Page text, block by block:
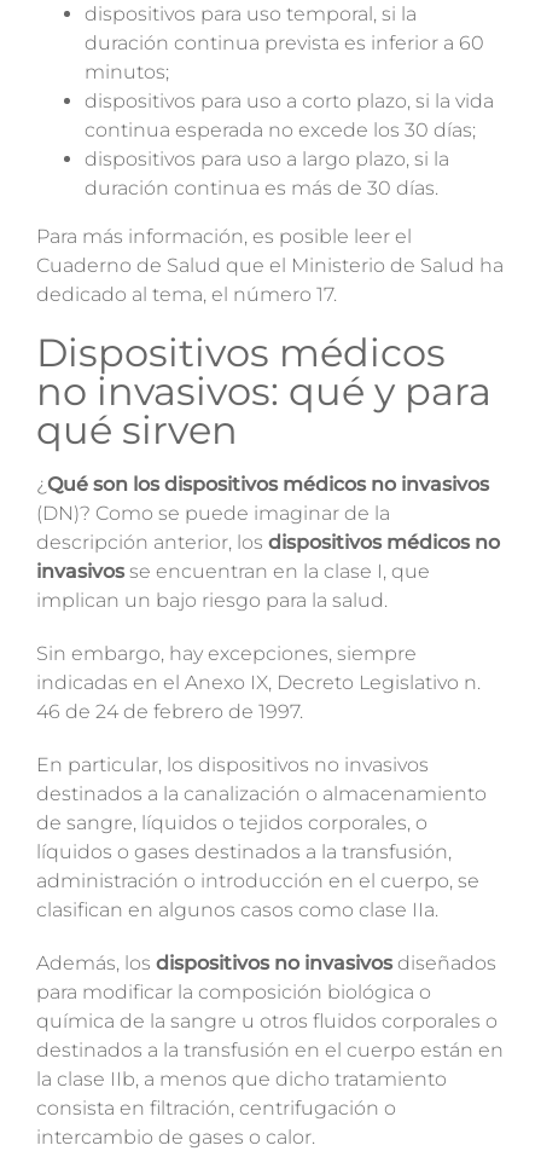
dispositivos para uso temporal, si la
duración continua prevista es inferior a 60
minutos;
dispositivos para uso a corto plazo, si la vida
continua esperada no excede los 30 días;
dispositivos para uso a largo plazo, si la
duración continua es más de 30 días.
Para más información, es posible leer el
Cuaderno de Salud que el Ministerio de Salud ha
dedicado al tema, el número 17.
Dispositivos médicos
no invasivos: qué y para
qué sirven
¿Qué son los dispositivos médicos no invasivos
(DN)? Como se puede imaginar de la
descripción anterior, los dispositivos médicos no
invasivosse encuentran en la clase I, que
implican un bajo riesgo para la salud.
Sin embargo, hay excepciones, siempre
indicadas en el Anexo IX, Decreto Legislativo n.
46 de 24 de febrero de 1997.
En particular, los dispositivos no invasivos
destinados a la canalización o almacenamiento
de sangre, líquidos o tejidos corporales, o
líquidos o gases destinados a la transfusión,
administración o introducción en el cuerpo, se
clasifican en algunos casos como clase IIa.
Además, los dispositivos no invasivosdiseñados
para modificar la composición biológica o
química de la sangre u otros fluidos corporales o
destinados a la transfusión en el cuerpo están en
la clase IIb, a menos que dicho tratamiento
consista en filtración, centrifugación o
intercambio de gases o calor.